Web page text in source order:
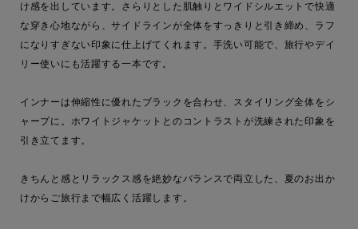
け感を出しています。さらりとした肌触りとワイドシルエットで快適
な穿き心地ながら、サイドラインが全体をすっきりと引き締め、ラフ
になりすぎない印象に仕上げてくれます。手洗い可能で、旅行やデイ
リー使いにも活躍する一本です。
インナーは伸縮性に優れたブラックを合わせ、スタイリング全体をシ
ャープに。ホワイトジャケットとのコントラストが洗練された印象を
引き立てます。
きちんと感とリラックス感を絶妙なバランスで両立した、夏のお出か
けからご旅行まで幅広く活躍します。